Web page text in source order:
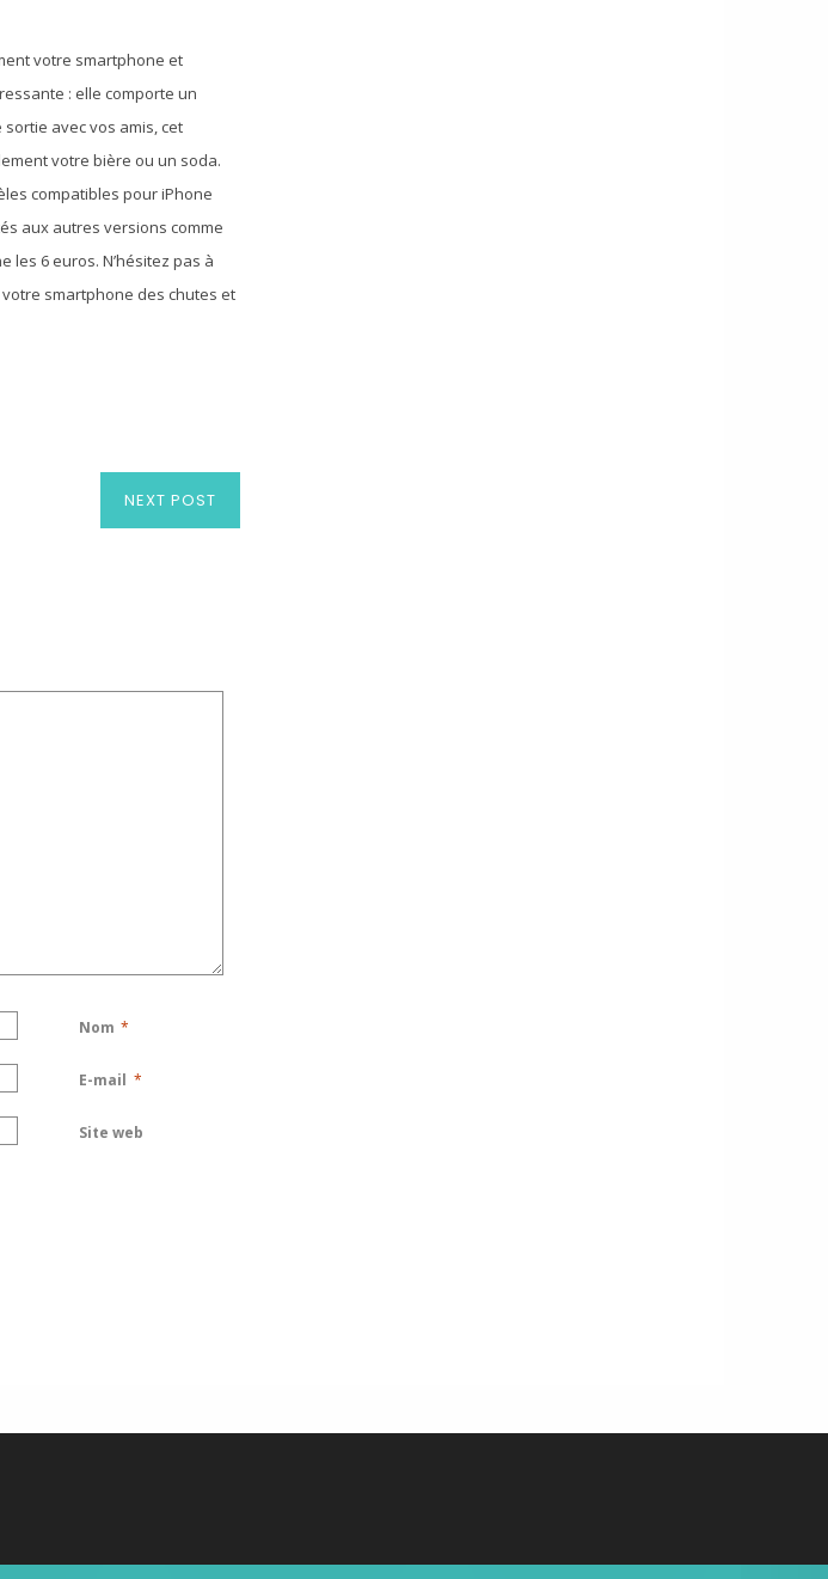
votre smartphone et
: elle comporte un
avec vos amis, cet
votre bière ou un soda.
compatibles pour iPhone
aux autres versions comme
les 6 euros. N’hésitez pas à
smartphone des chutes et
NEXT POST
Nom *
E-mail *
Site web